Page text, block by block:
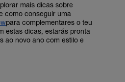
mais dicas sobre
como conseguir uma
para complementares o teu
estas dicas, estarás pronta
ao novo ano com estilo e